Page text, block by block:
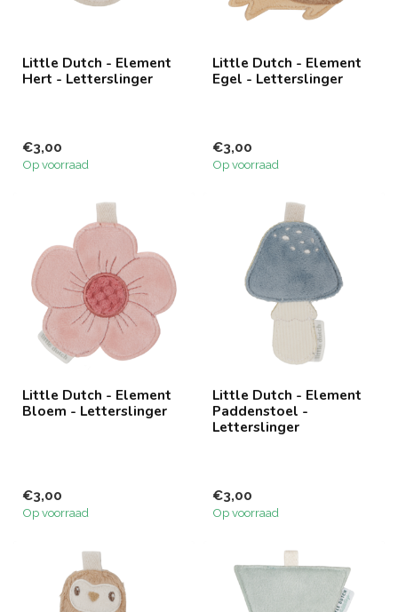
Little Dutch - Element
Hert - Letterslinger
€3,00
Op voorraad
Little Dutch - Element
Egel - Letterslinger
€3,00
Op voorraad
Little Dutch - Element
Bloem - Letterslinger
€3,00
Op voorraad
Little Dutch - Element
Paddenstoel -
Letterslinger
€3,00
Op voorraad